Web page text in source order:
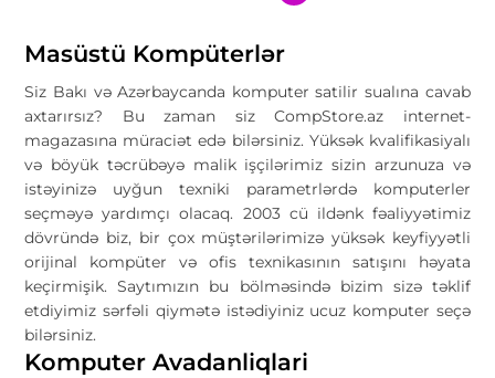
Masüstü Kompüterlər
Siz Bakı və Azərbaycanda komputer satilir sualına cavab
axtarırsız? Bu zaman siz CompStore.az internet-
magazasına müraciət edə bilərsiniz. Yüksək kvalifikasiyalı
və böyük təcrübəyə malik işçilərimiz sizin arzunuza və
istəyinizə uyğun texniki parametrlərdə komputerler
seçməyə yardımçı olacaq. 2003 cü ildənk fəaliyyətimiz
dövründə biz, bir çox müştərilərimizə yüksək keyfiyyətli
orijinal kompüter və ofis texnikasının satışını həyata
keçirmişik. Saytımızın bu bölməsində bizim sizə təklif
etdiyimiz sərfəli qiymətə istədiyiniz ucuz komputer seçə
bilərsiniz.
Komputer Avadanliqlari